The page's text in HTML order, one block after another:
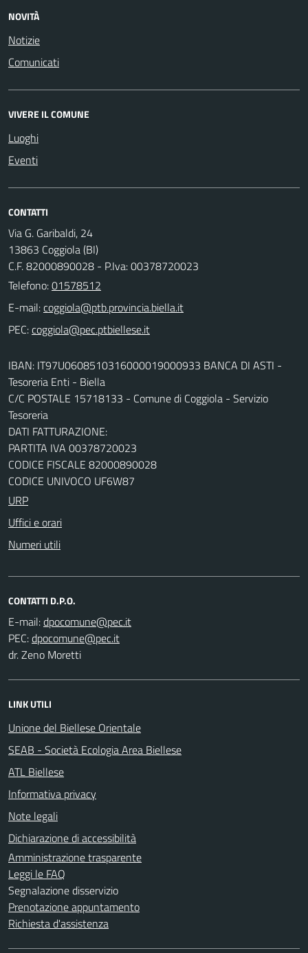
NOVITÀ
Notizie
Comunicati
VIVERE IL COMUNE
Luoghi
Eventi
CONTATTI
Via G. Garibaldi, 24
13863 Coggiola (BI)
C.F. 82000890028 - P.Iva: 00378720023
Telefono:01578512
E-mail:
PEC:
IBAN: IT97U0608510316000019000933 BANCA DI ASTI -
Tesoreria Enti - Biella
C/C POSTALE 15718133 - Comune di Coggiola - Servizio
Tesoreria
DATI FATTURAZIONE:
PARTITA IVA 00378720023
CODICE FISCALE 82000890028
CODICE UNIVOCO UF6W87
URP
Uffici e orari
Numeri utili
CONTATTI D.P.O.
E-mail:
PEC:
dr. Zeno Moretti
LINK UTILI
Unione del Biellese Orientale
SEAB - Società Ecologia Area Biellese
ATL Biellese
Informativa privacy
Note legali
Dichiarazione di accessibilità
Amministrazione trasparente
Leggi le FAQ
Segnalazione disservizio
Prenotazione appuntamento
Richiesta d'assistenza